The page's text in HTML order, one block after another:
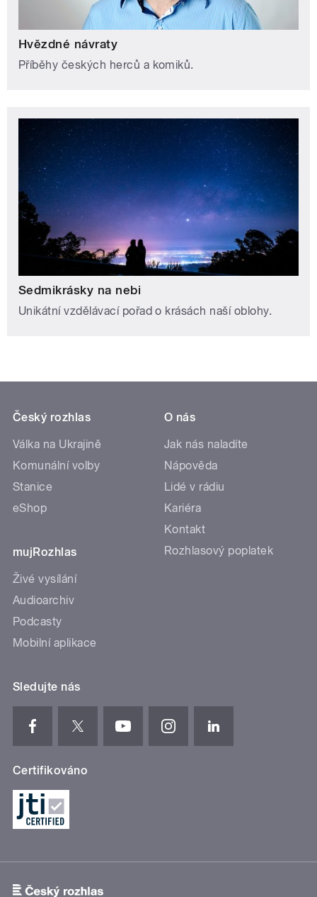
Hvězdné návraty
Příběhy českých herců a komiků.
Sedmikrásky na nebi
Unikátní vzdělávací pořad o krásách naší oblohy.
Český rozhlas
Válka na Ukrajině
Komunální volby
Stanice
eShop
mujRozhlas
Živé vysílání
Audioarchiv
Podcasty
Mobilní aplikace
O nás
Jak nás naladíte
Nápověda
Lidé v rádiu
Kariéra
Kontakt
Rozhlasový poplatek
Sledujte nás
Certifikováno